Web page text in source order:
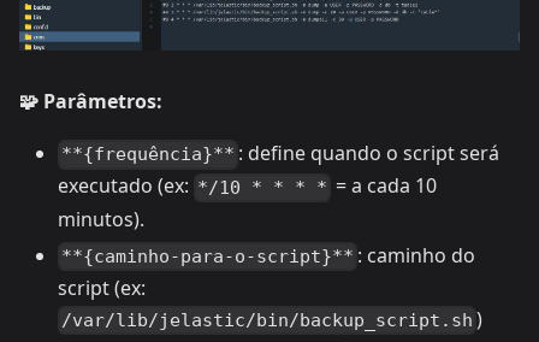
🧩 Parâmetros:
**{frequência}** : define quando o script será
executado (ex: */10 * * * * = a cada 10
minutos).
**{caminho-para-o-script}** : caminho do
script (ex:
/var/lib/jelastic/bin/backup_script.sh )